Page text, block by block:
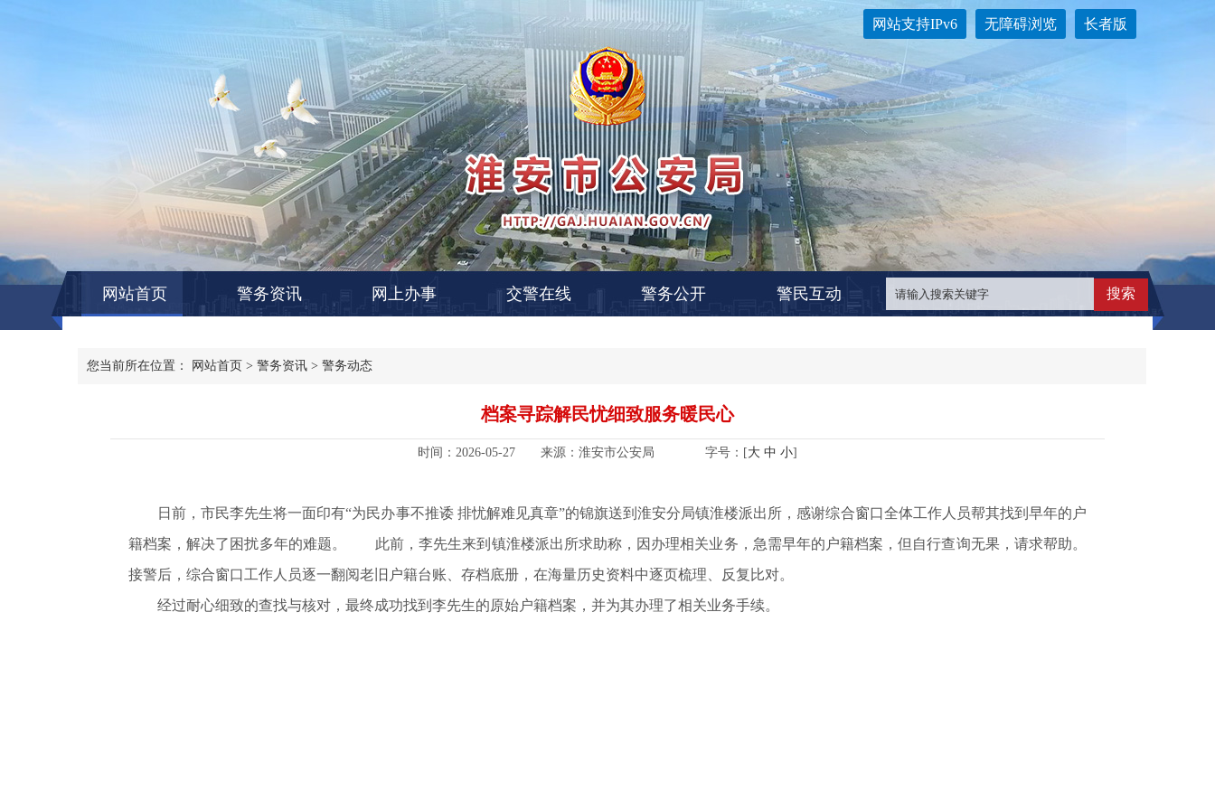
长者版
无障碍浏览
网站支持IPv6
网站首页 警务资讯 网上办事 交警在线 警务公开 警民互动
您当前所在位置： 网站首页 > 警务资讯 > 警务动态
档案寻踪解民忧细致服务暖民心
时间：2026-05-27 来源：淮安市公安局 字号：[大 中 小]
日前，市民李先生将一面印有“为民办事不推诿 排忧解难见真章”的锦旗送到淮安分局镇淮楼派出所，感谢综合窗口全体工作人员帮其找到早年的户
籍档案，解决了困扰多年的难题。 此前，李先生来到镇淮楼派出所求助称，因办理相关业务，急需早年的户籍档案，但自行查询无果，请求帮助。
接警后，综合窗口工作人员逐一翻阅老旧户籍台账、存档底册，在海量历史资料中逐页梳理、反复比对。
经过耐心细致的查找与核对，最终成功找到李先生的原始户籍档案，并为其办理了相关业务手续。